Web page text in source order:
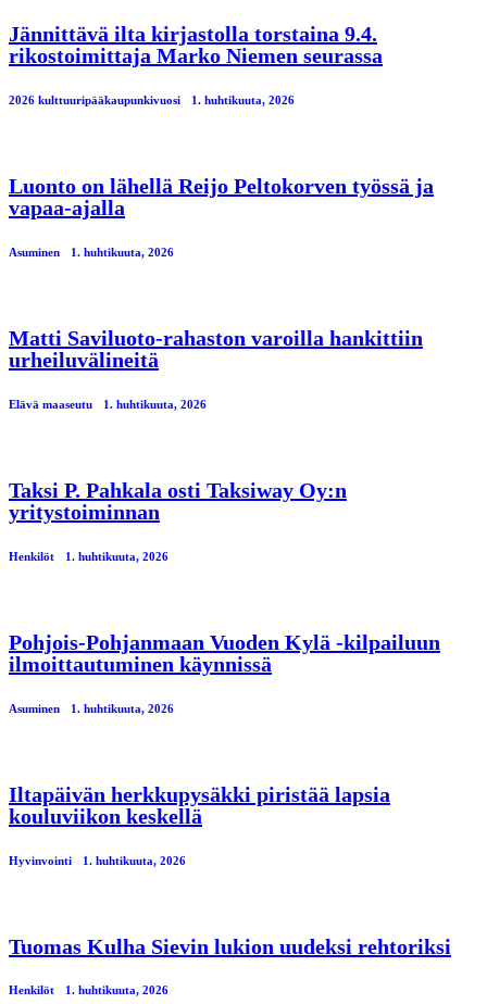
Jännittävä ilta kirjastolla torstaina 9.4.
rikostoimittaja Marko Niemen seurassa
2026 kulttuuripääkaupunkivuosi 1. huhtikuuta, 2026
Luonto on lähellä Reijo Peltokorven työssä ja
vapaa-ajalla
Asuminen 1. huhtikuuta, 2026
Matti Saviluoto-rahaston varoilla hankittiin
urheiluvälineitä
Elävä maaseutu 1. huhtikuuta, 2026
Taksi P. Pahkala osti Taksiway Oy:n
yritystoiminnan
Henkilöt 1. huhtikuuta, 2026
Pohjois-Pohjanmaan Vuoden Kylä -kilpailuun
ilmoittautuminen käynnissä
Asuminen 1. huhtikuuta, 2026
Iltapäivän herkkupysäkki piristää lapsia
kouluviikon keskellä
Hyvinvointi 1. huhtikuuta, 2026
Tuomas Kulha Sievin lukion uudeksi rehtoriksi
Henkilöt 1. huhtikuuta, 2026